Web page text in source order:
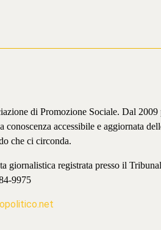
di Promozione Sociale. Dal
conoscenza accessibile e aggiornata
che ci circonda.
giornalistica registrata presso il
9975